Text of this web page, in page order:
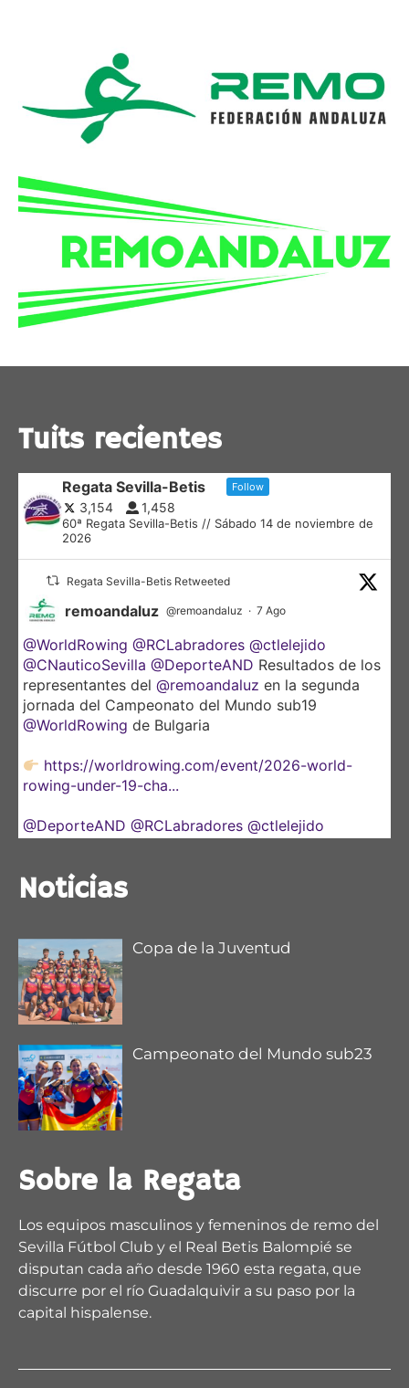
Tuits recientes
Regata Sevilla-Betis Follow
3,154 1,458
60ª Regata Sevilla-Betis // Sábado 14 de noviembre de
2026
Regata Sevilla-Betis Retweeted
remoandaluz @remoandaluz · 7 Ago
@WorldRowing @RCLabradores @ctlelejido
@CNauticoSevilla @DeporteAND Resultados de los
representantes del @remoandaluz en la segunda
jornada del Campeonato del Mundo sub19
@WorldRowing de Bulgaria
https://worldrowing.com/event/2026-world-
rowing-under-19-cha...
@DeporteAND @RCLabradores @ctlelejido
Noticias
Copa de la Juventud
Campeonato del Mundo sub23
Sobre la Regata
Los equipos masculinos y femeninos de remo del
Sevilla Fútbol Club y el Real Betis Balompié se
disputan cada año desde 1960 esta regata, que
discurre por el río Guadalquivir a su paso por la
capital hispalense.